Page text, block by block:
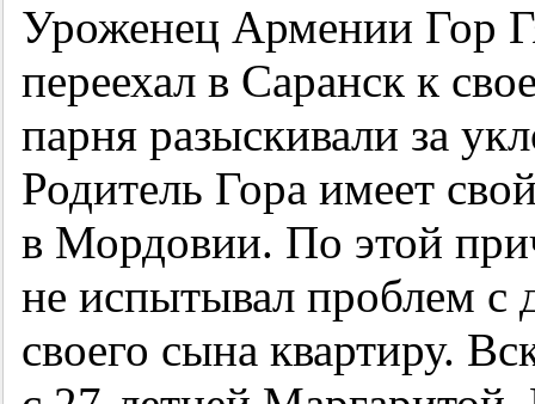
Уроженец Армении Гор
переехал в Саранск к
парня разыскивали за
Родитель Гора имеет
в Мордовии. По этой
не испытывал проблем с
своего сына квартиру.